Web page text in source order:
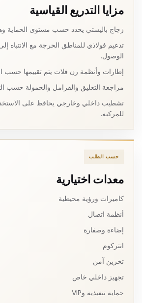
مزايا التدريع القياسية
زجاج باليستي يحدد حسب مستوى الحماية
تدعيم فولاذي للمناطق الحرجة مع الانتباه
الوصول.
إطارات وأنظمة رن فلات يتم تقييمها حسب
مراجعة التعليق والفرامل والحمولة حسب
تشطيب داخلي وخارجي يحافظ على
للمركبة.
حسب الطلب
معدات اختيارية
كاميرات ورؤية محيطية
أنظمة اتصال
إضاءة وصفارة
انتركوم
تخزين آمن
تجهيز داخلي خاص
حماية تنفيذية وVIP